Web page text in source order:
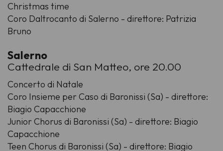
Christmas time
Coro Daltrocanto di Salerno - direttore: Patrizia
Bruno
Salerno
Cattedrale di San Matteo, ore 20.00
Concerto di Natale
Coro Insieme per Caso di Baronissi (Sa) - direttore:
Biagio Capacchione
Junior Chorus di Baronissi (Sa) - direttore: Biagio
Capacchione
Teen Chorus di Baronissi (Sa) - direttore: Biagio